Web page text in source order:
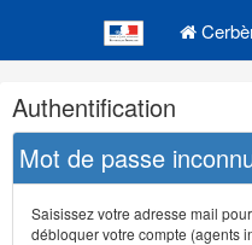
Navigation
et
outils
annexes
Authentification
Mot de passe
Saisissez votre adresse mail
débloquer votre compte (agents